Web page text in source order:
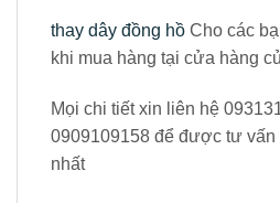
thay dây đồng hồ Cho các
khi mua hàng tại cửa hàng
Mọi chi tiết xin liên hệ
0909109158 để được tư vấn
nhất